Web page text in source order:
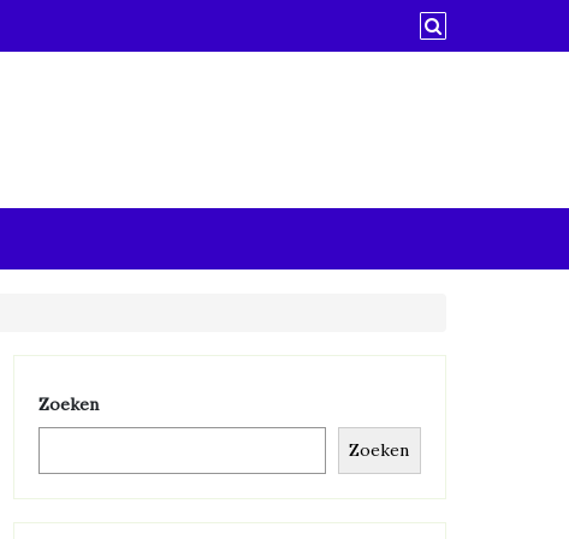
Zoeken
Zoeken